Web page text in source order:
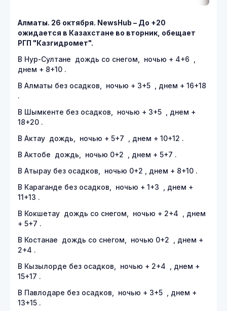
Алматы. 26 октября. NewsHub – До +20
ожидается в Казахстане во вторник, обещает
РГП "Казгидромет".
В Нур-Султане дождь со снегом, ночью + 4+6 ,
днем + 8+10 .
В Алматы без осадков, ночью + 3+5 , днем + 16+18
.
В Шымкенте без осадков, ночью + 3+5 , днем +
18+20 .
В Актау дождь, ночью + 5+7 , днем + 10+12 .
В Актобе дождь, ночью 0+2 , днем + 5+7 .
В Атырау без осадков, ночью 0+2 , днем + 8+10 .
В Караганде без осадков, ночью + 1+3 , днем +
11+13 .
В Кокшетау дождь со снегом, ночью + 2+4 , днем
+ 5+7 .
В Костанае дождь со снегом, ночью 0+2 , днем +
2+4 .
В Кызылорде без осадков, ночью + 2+4 , днем +
15+17 .
В Павлодаре без осадков, ночью + 3+5 , днем +
13+15 .